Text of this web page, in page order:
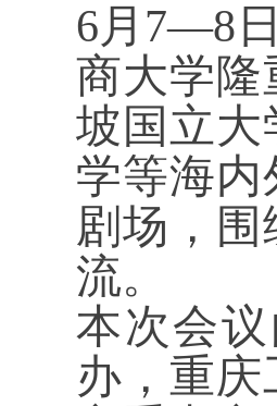
6月7—8
商大学隆
坡国立大
学等海内
剧场，
流。
本次会
办，重